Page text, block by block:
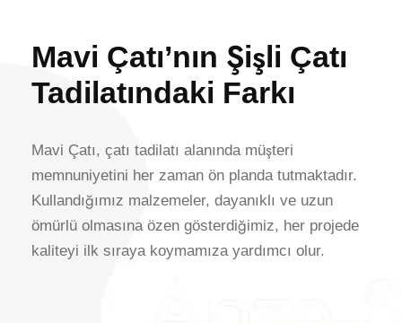
Mavi Çatı’nın Şişli Çatı
Tadilatındaki Farkı
Mavi Çatı, çatı tadilatı alanında müşteri
memnuniyetini her zaman ön planda tutmaktadır.
Kullandığımız malzemeler, dayanıklı ve uzun
ömürlü olmasına özen gösterdiğimiz, her projede
kaliteyi ilk sıraya koymamıza yardımcı olur.